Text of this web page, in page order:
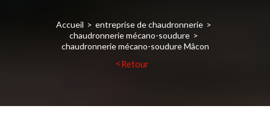
Accueil
entreprise de chaudronnerie
chaudronnerie mécano-soudure
chaudronnerie mécano-soudure Mâcon
Retour